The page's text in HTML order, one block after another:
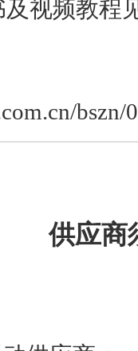
及视频教程
供应商